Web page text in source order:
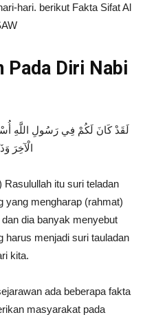
hari. berikut Fakta Sifat Al
Pada Diri Nabi
لَقَدْ كَانَ لَكُمْ فِي رَسُولِ اللَّهِ
الْآخِرَ
Rasulullah itu suri teladan
yang mengharap (rahmat)
dia banyak menyebut
harus menjadi suri tauladan
kita.
ada beberapa fakta
masyarakat pada